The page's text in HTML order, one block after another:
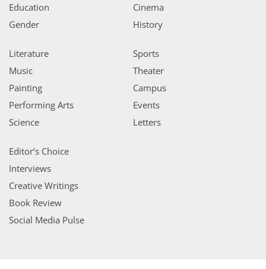
Education
Gender
Cinema
History
Literature
Music
Painting
Performing Arts
Science
Sports
Theater
Campus
Events
Letters
Editor’s Choice
Interviews
Creative Writings
Book Review
Social Media Pulse